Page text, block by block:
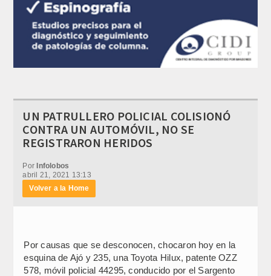
UN PATRULLERO POLICIAL COLISIONÓ
CONTRA UN AUTOMÓVIL, NO SE
REGISTRARON HERIDOS
PorInfolobos
abril 21, 2021 13:13
Volver a la Home
Por causas que se desconocen, chocaron hoy en la
esquina de Ajó y 235, una Toyota Hilux, patente OZZ
578, móvil policial 44295, conducido por el Sargento